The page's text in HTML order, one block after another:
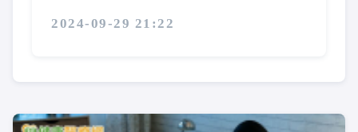
2024-09-29 21:22